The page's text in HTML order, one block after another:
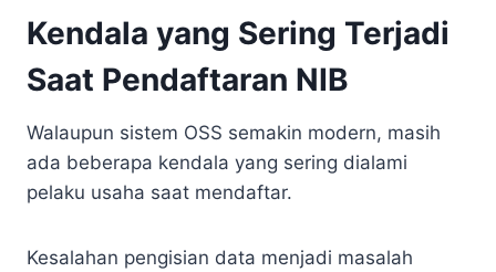
Kendala yang Sering Terjadi
Saat Pendaftaran NIB
Walaupun sistem OSS semakin modern, masih
ada beberapa kendala yang sering dialami
pelaku usaha saat mendaftar.
Kesalahan pengisian data menjadi masalah